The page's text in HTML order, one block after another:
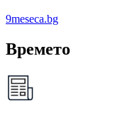
9meseca.bg
Времето